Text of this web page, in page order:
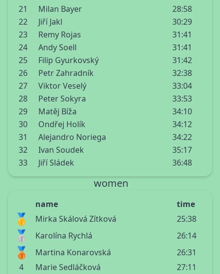
21
Milan Bayer
28:58
22
Jiří Jakl
30:29
23
Remy Rojas
31:41
24
Andy Soell
31:41
25
Filip Gyurkovský
31:42
26
Petr Zahradník
32:38
27
Viktor Veselý
33:04
28
Peter Sokyra
33:53
29
Matěj Bíža
34:10
30
Ondřej Holík
34:12
31
Alejandro Noriega
34:22
32
Ivan Soudek
35:17
33
Jiří Sládek 36:48
women
name time
🥇 Mirka Skálová Zítková 25:38
🥈 Karolína Rychlá 26:14
🥉 Martina Konarovská
26:31
4
Marie Sedláčková
27:11